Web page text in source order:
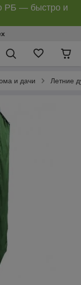
РБ — быстро и
и дачи Летние